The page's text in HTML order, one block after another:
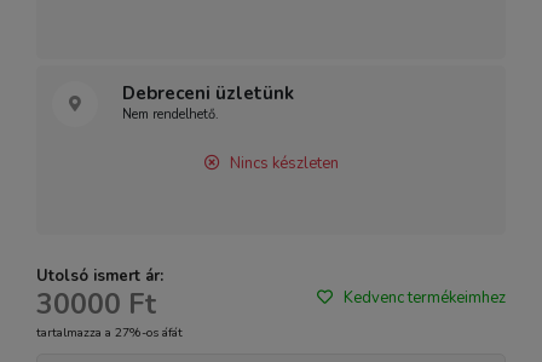
Debreceni üzletünk
Nem rendelhető.
Nincs készleten
Utolsó ismert ár:
30000 Ft
tartalmazza a 27%-os áfát
Kedvenc termékeimhez